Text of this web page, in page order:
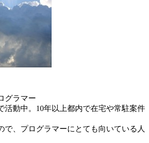
グラマー
活動中。10年以上都内で在宅や常駐案件
で、プログラマーにとても向いている人